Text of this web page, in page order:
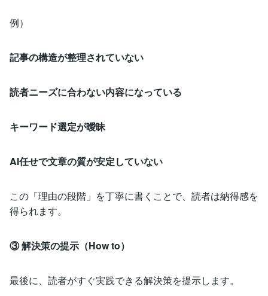
例）
記事の構造が整理されていない
読者ニーズに合わない内容になっている
キーワード選定が曖昧
AI任せで文章の質が安定していない
この「理由の段階」を丁寧に書くことで、読者は納得感を
得られます。
③ 解決策の提示（How to）
最後に、読者がすぐ実践できる解決策を提示します。